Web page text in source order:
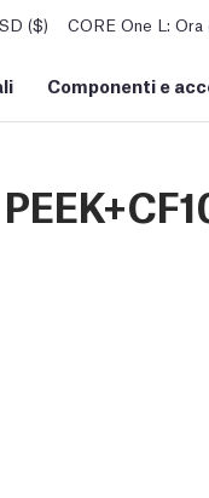
($) CORE One L: Ora
Componenti e